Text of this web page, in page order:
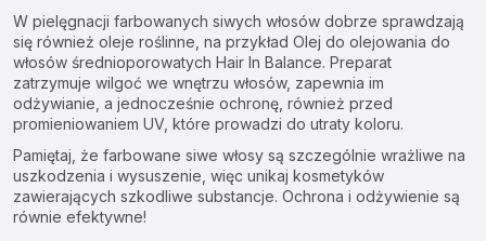
W pielęgnacji farbowanych siwych włosów dobrze sprawdzają
się również oleje roślinne, na przykład Olej do olejowania do
włosów średnioporowatych Hair In Balance. Preparat
zatrzymuje wilgoć we wnętrzu włosów, zapewnia im
odżywianie, a jednocześnie ochronę, również przed
promieniowaniem UV, które prowadzi do utraty koloru.
Pamiętaj, że farbowane siwe włosy są szczególnie wrażliwe na
uszkodzenia i wysuszenie, więc unikaj kosmetyków
zawierających szkodliwe substancje. Ochrona i odżywienie są
równie efektywne!